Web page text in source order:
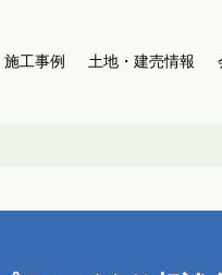
施工事例 土地・建売情報